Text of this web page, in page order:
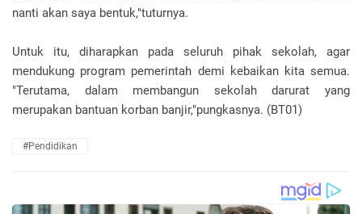
nanti akan saya bentuk,"tuturnya.
Untuk itu, diharapkan pada seluruh pihak sekolah, agar
mendukung program pemerintah demi kebaikan kita semua.
"Terutama, dalam membangun sekolah darurat yang
merupakan bantuan korban banjir,"pungkasnya. (BT01)
#Pendidikan